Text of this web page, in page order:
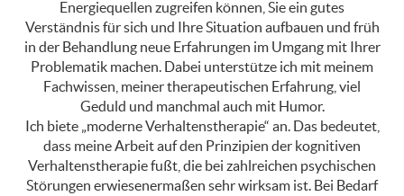
Energiequellen zugreifen können, Sie ein gutes
Verständnis für sich und Ihre Situation aufbauen und früh
in der Behandlung neue Erfahrungen im Umgang mit Ihrer
Problematik machen. Dabei unterstütze ich mit meinem
Fachwissen, meiner therapeutischen Erfahrung, viel
Geduld und manchmal auch mit Humor.
Ich biete „moderne Verhaltenstherapie“ an. Das bedeutet,
dass meine Arbeit auf den Prinzipien der kognitiven
Verhaltenstherapie fußt, die bei zahlreichen psychischen
Störungen erwiesenermaßen sehr wirksam ist. Bei Bedarf